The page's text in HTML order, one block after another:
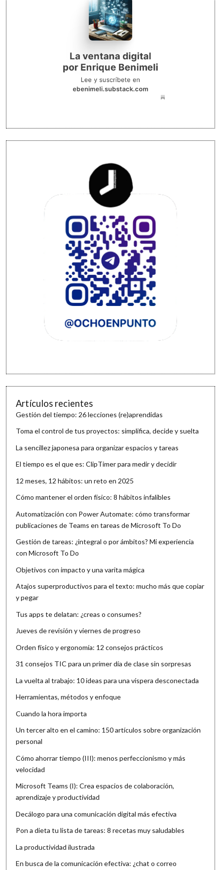
Artículos recientes
Gestión del tiempo: 26 lecciones (re)aprendidas
Toma el control de tus proyectos: simplifica, decide y suelta
La sencillez japonesa para organizar espacios y tareas
El tiempo es el que es: ClipTimer para medir y decidir
12 meses, 12 hábitos: un reto en 2025
Cómo mantener el orden físico: 8 hábitos infalibles
Automatización con Power Automate: cómo transformar
publicaciones de Teams en tareas de Microsoft To Do
Gestión de tareas: ¿integral o por ámbitos? Mi experiencia
con Microsoft To Do
Objetivos con impacto y una varita mágica
Atajos superproductivos para el texto: mucho más que copiar
y pegar
Tus apps te delatan: ¿creas o consumes?
Jueves de revisión y viernes de progreso
Orden físico y ergonomía: 12 consejos prácticos
31 consejos TIC para un primer día de clase sin sorpresas
La vuelta al trabajo: 10 ideas para una víspera desconectada
Herramientas, métodos y enfoque
Cuando la hora importa
Un tercer alto en el camino: 150 artículos sobre organización
personal
Cómo ahorrar tiempo (III): menos perfeccionismo y más
velocidad
Microsoft Teams (I): Crea espacios de colaboración,
aprendizaje y productividad
Decálogo para una comunicación digital más efectiva
Pon a dieta tu lista de tareas: 8 recetas muy saludables
La productividad ilustrada
En busca de la comunicación efectiva: ¿chat o correo